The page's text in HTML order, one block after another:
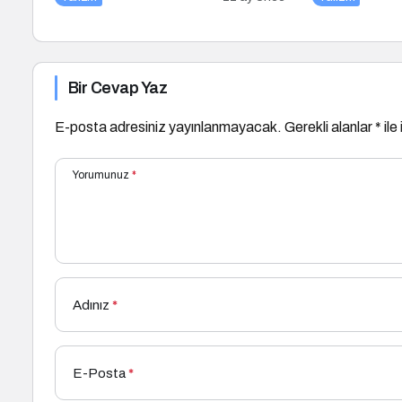
Bir Cevap Yaz
E-posta adresiniz yayınlanmayacak. Gerekli alanlar* ile
Yorumunuz *
Adınız *
E-Posta*